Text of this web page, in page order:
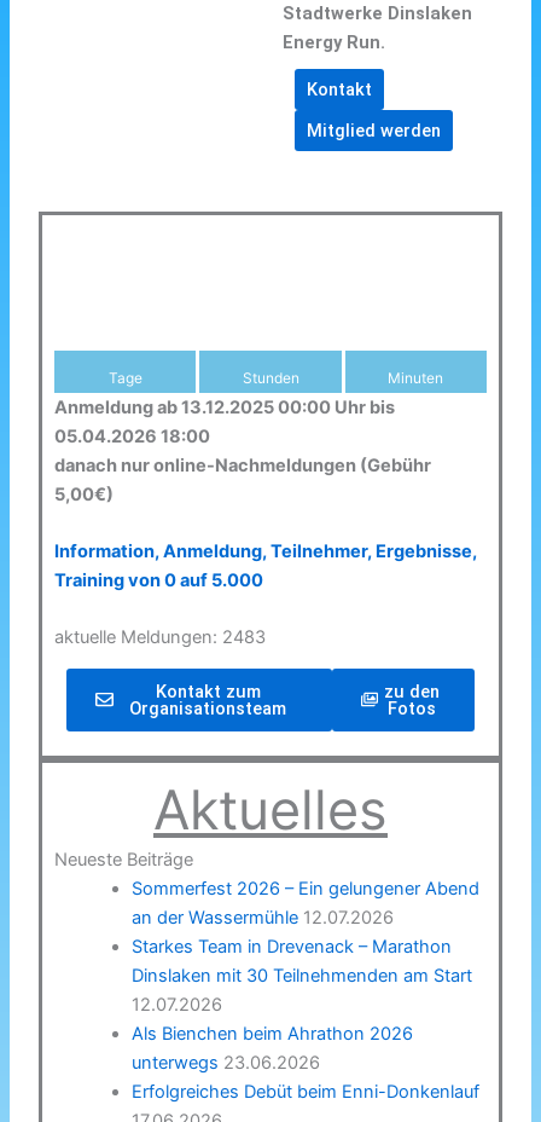
Stadtwerke Dinslaken
Energy Run.
Kontakt
Mitglied werden
Tage Stunden Minuten
Anmeldung ab 13.12.2025 00:00 Uhr bis
05.04.2026 18:00
danach nur online-Nachmeldungen (Gebühr
5,00€)
Information, Anmeldung, Teilnehmer, Ergebnisse,
Training von 0 auf 5.000
aktuelle Meldungen: 2483
Kontakt zum
Organisationsteam
zu den
Fotos
Aktuelles
Neueste Beiträge
Sommerfest 2026 – Ein gelungener Abend
an der Wassermühle 12.07.2026
Starkes Team in Drevenack – Marathon
Dinslaken mit 30 Teilnehmenden am Start
12.07.2026
Als Bienchen beim Ahrathon 2026
unterwegs 23.06.2026
Erfolgreiches Debüt beim Enni-Donkenlauf